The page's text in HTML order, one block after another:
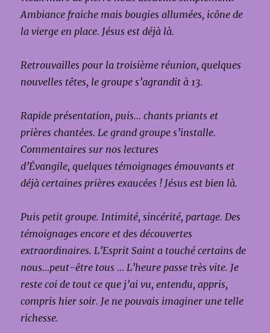
Ambiance fraiche mais bougies allumées, icône de
la vierge en place. Jésus est déjà là.
Retrouvailles pour la troisième réunion, quelques
nouvelles têtes, le groupe s’agrandit à 13.
Rapide présentation, puis… chants priants et
prières chantées. Le grand groupe s’installe.
Commentaires sur nos lectures
d’Évangile, quelques témoignages émouvants et
déjà certaines prières exaucées ! Jésus est bien là.
Puis petit groupe. Intimité, sincérité, partage. Des
témoignages encore et des découvertes
extraordinaires. L’Esprit Saint a touché certains de
nous…peut-être tous … L’heure passe très vite. Je
reste coi de tout ce que j’ai vu, entendu, appris,
compris hier soir. Je ne pouvais imaginer une telle
richesse.